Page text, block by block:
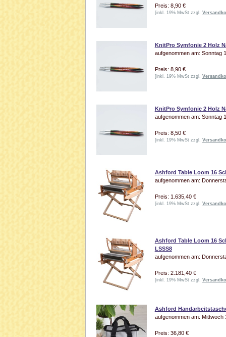
Preis: 8,90 €
[inkl. 19% MwSt zzgl.
KnitPro Symfonie 2 Holz
aufgenommen am: Sonntag
Preis: 8,90 €
[inkl. 19% MwSt zzgl.
KnitPro Symfonie 2 Holz
aufgenommen am: Sonntag
Preis: 8,50 €
[inkl. 19% MwSt zzgl.
Ashford Table Loom 16
aufgenommen am:
Preis: 1.635,40 €
[inkl. 19% MwSt zzgl.
Ashford Table Loom 16
LSSS8
aufgenommen am:
Preis: 2.181,40 €
[inkl. 19% MwSt zzgl.
Ashford
aufgenommen am: Mittwoch
Preis: 36,80 €